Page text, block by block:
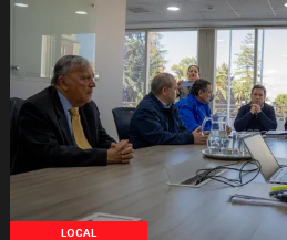
LOCAL